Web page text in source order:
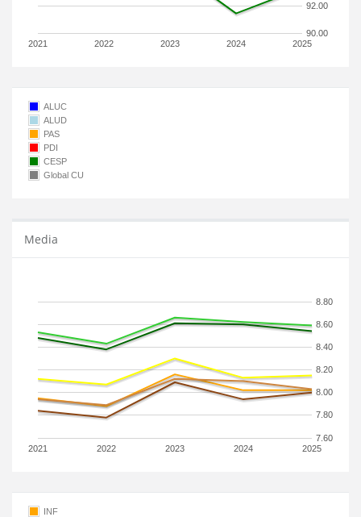
2021 2022 2023 2024 2025
90.00
92.00
ALUC
ALUD
PAS
PDI
CESP
Global CU
Media
2021 2022 2023 2024 2025
7.60
7.80
8.00
8.20
8.40
8.60
8.80
INF